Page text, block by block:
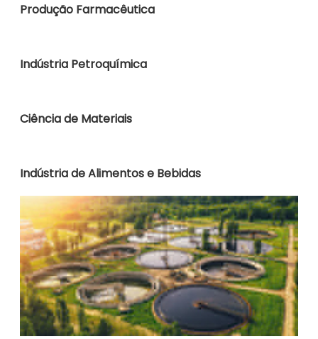
Produção Farmacêutica
Indústria Petroquímica
Ciência de Materiais
Indústria de Alimentos e Bebidas